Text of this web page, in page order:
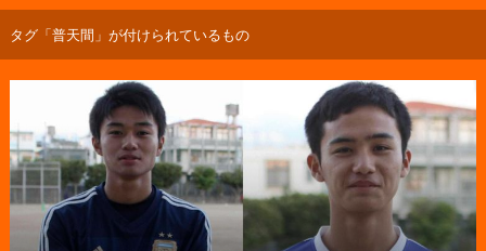
タグ「普天間」が付けられているもの